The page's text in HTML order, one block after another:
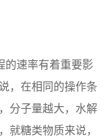
速率有着重要影
，在相同的操作条
分子量越大，水解
就糖类物质来说，